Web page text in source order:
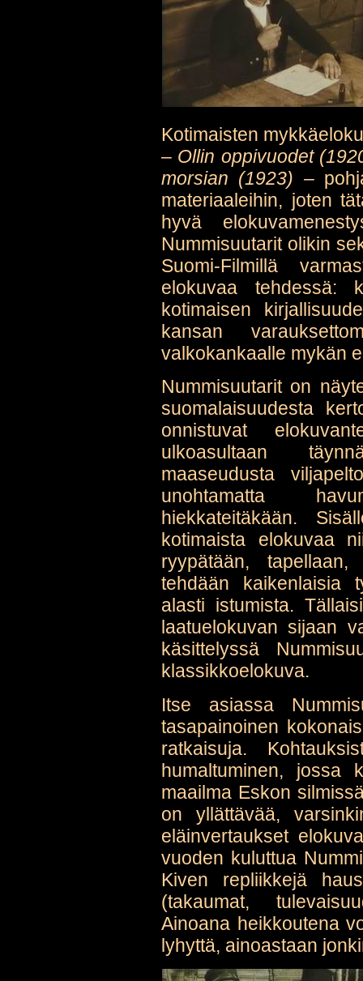
Kotimaisten
– Ollin oppivuodet
morsian (1923) –
materiaaleihin, joten
hyvä
Nummisuutarit olikin
Suomi-Filmillä
elokuvaa tehdessä:
kotimaisen
kansan
valkokankaalle mykän
Nummisuutarit on
suomalaisuudesta
onnistuvat
ulkoasultaan
maaseudusta
unohtamatta
hiekkateitäkään.
kotimaista elokuvaa
ryypätään,
tehdään kaikenlaisia
alasti istumista.
laatuelokuvan sijaan
käsittelyssä
klassikkoelokuva.
Itse asiassa
tasapainoinen
ratkaisuja.
humaltuminen, jossa
maailma Eskon
on yllättävää,
eläinvertaukset
vuoden kuluttua
Kiven repliikkejä
(takaumat,
Ainoana heikkoutena
lyhyttä, ainoastaan